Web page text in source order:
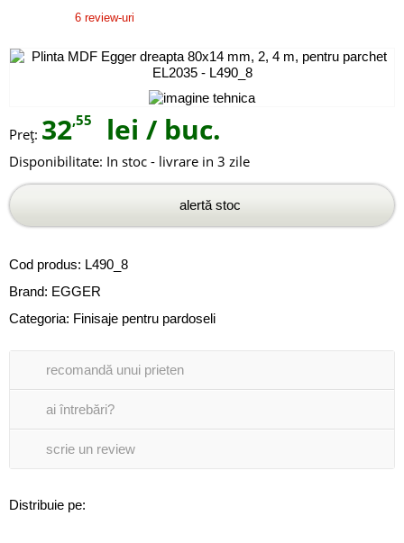
6 review-uri
Preţ: 32,55 lei / buc.
Disponibilitate: In stoc - livrare in 3 zile
alertă stoc
Cod produs: L490_8
Brand: EGGER
Categoria: Finisaje pentru pardoseli
recomandă unui prieten
ai întrebări?
scrie un review
Distribuie pe: